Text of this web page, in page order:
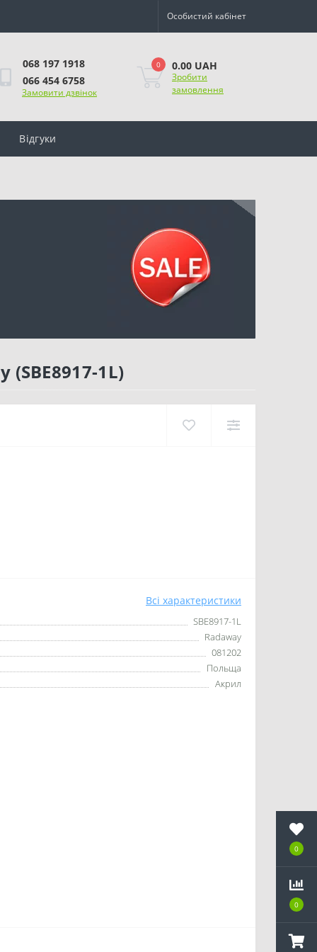
0
0
Особистий кабінет
068 197 1918
066 454 6758
Замовити дзвінок
0 0.00 UAH
Зробити
замовлення
Відгуки
(SBE8917-1L)
Всі характеристики
SBE8917-1L
Radaway
081202
Польща
Акрил